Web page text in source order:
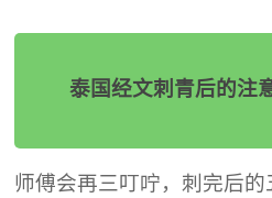
泰国经文刺青后的注
师傅会再三叮咛，刺完后的